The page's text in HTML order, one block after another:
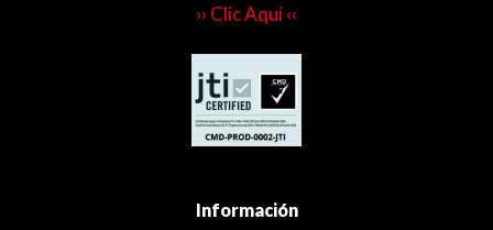
›› Clic Aquí ‹‹
Información